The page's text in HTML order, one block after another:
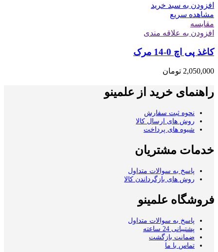
افزودن به سبد خرید
مشاهده سریع
مقایسه
افزودن به علاقه مندی
کاغذ پی اچ 0-14 مرک
2,050,000 تومان
راهنمای خرید از علمینو
نحوه ثبت سفارش
روش های ارسال کالا
شیوه های پرداخت
خدمات مشتریان
پاسخ به سوالات متداول
روش های بازگرداندن کالا
فروشگاه علمینو
پاسخ به سوالات متداول
پشتیبانی 24 ساعته
ضمانت بازگشت
تماس با ما